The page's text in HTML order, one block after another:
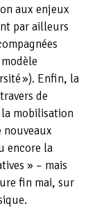
aux enjeux
par ailleurs
»). Enfin, la
de
mobilisation
nouveaux
encore la
» – mais
fin mai, sur